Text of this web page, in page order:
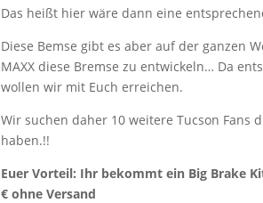
Das heißt hier wäre dann eine
Diese Bemse gibt es aber auf der ganzen
MAXX diese Bremse zu entwickeln… Da
wollen wir mit Euch erreichen.
Wir suchen daher 10 weitere Tucson Fans
haben.!!
Euer Vorteil: Ihr bekommt ein Big Brake
€ ohne Versand